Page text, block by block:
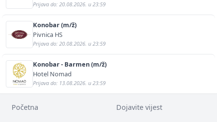
Prijava do: 20.08.2026. u 23:59
Konobar (m/ž)
Pivnica HS
Prijava do: 20.08.2026. u 23:59
Konobar - Barmen (m/ž)
Hotel Nomad
Prijava do: 13.08.2026. u 23:59
Početna Dojavite vijest